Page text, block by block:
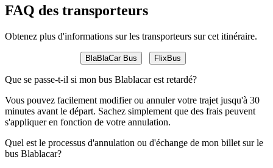
FAQ des transporteurs
Obtenez plus d'informations sur les transporteurs sur cet itinéraire.
BlaBlaCar Bus FlixBus
Que se passe-t-il si mon bus Blablacar est retardé?
Vous pouvez facilement modifier ou annuler votre trajet jusqu'à 30
minutes avant le départ. Sachez simplement que des frais peuvent
s'appliquer en fonction de votre annulation.
Quel est le processus d'annulation ou d'échange de mon billet sur le
bus Blablacar?